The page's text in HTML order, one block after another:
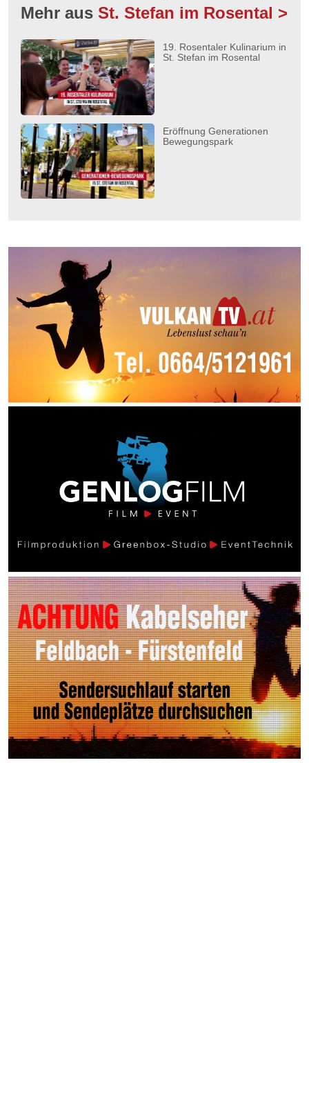
Mehr aus St. Stefan im Rosental >
19. Rosentaler Kulinarium in
St. Stefan im Rosental
Eröffnung Generationen
Bewegungspark